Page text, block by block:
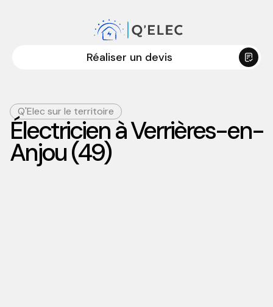
Réaliser un devis
Q'Elec sur le territoire
Électricien à Verrières-en-
Anjou (49)